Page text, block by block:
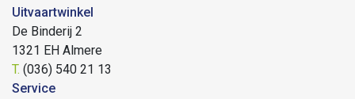
Uitvaartwinkel
De Binderij 2
1321 EH Almere
T. (036) 540 21 13
Service